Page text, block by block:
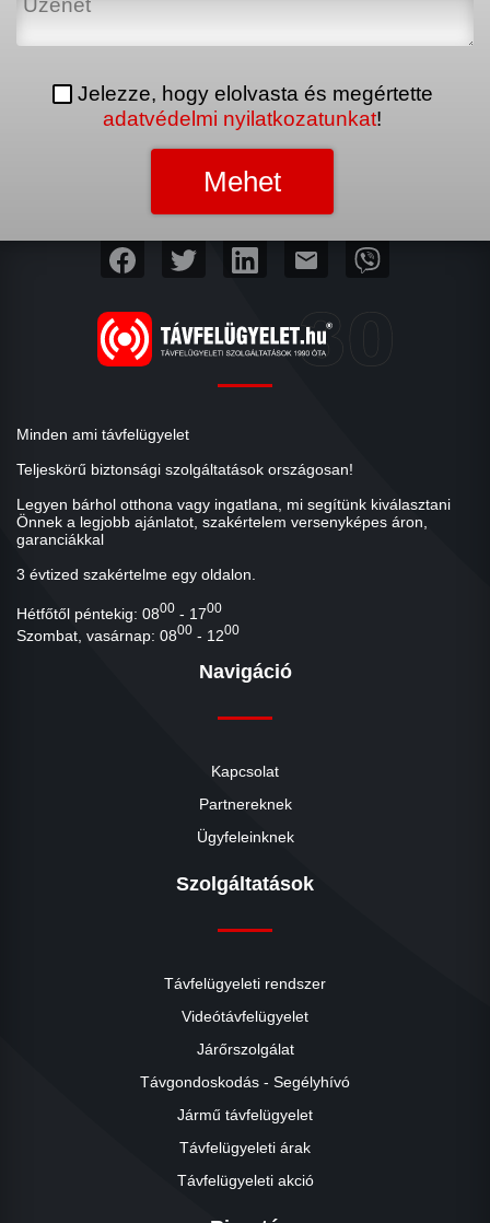
Jelezze, hogy elolvasta és megértette
adatvédelmi nyilatkozatunkat!
mail
Minden ami távfelügyelet
Teljeskörű biztonsági szolgáltatások országosan!
Legyen bárhol otthona vagy ingatlana, mi segítünk kiválasztani
Önnek a legjobb ajánlatot, szakértelem versenyképes áron,
garanciákkal
3 évtized szakértelme egy oldalon.
Hétfőtől péntekig: 0800 - 1700
Szombat, vasárnap: 0800 - 1200
Navigáció
Kapcsolat
Partnereknek
Ügyfeleinknek
Szolgáltatások
Távfelügyeleti rendszer
Videótávfelügyelet
Járőrszolgálat
Távgondoskodás - Segélyhívó
Jármű távfelügyelet
Távfelügyeleti árak
Távfelügyeleti akció